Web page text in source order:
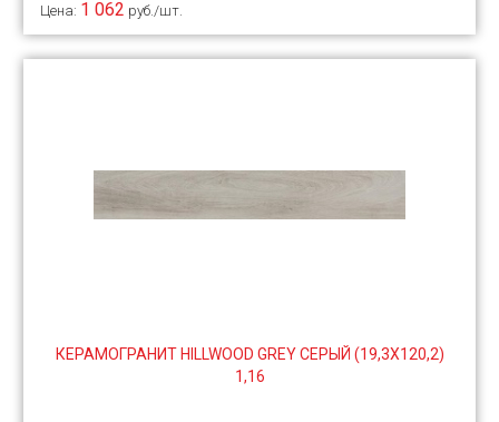
Цена: 1 062 руб./шт.
КЕРАМОГРАНИТ HILLWOOD GREY СЕРЫЙ (19,3Х120,2)
1,16